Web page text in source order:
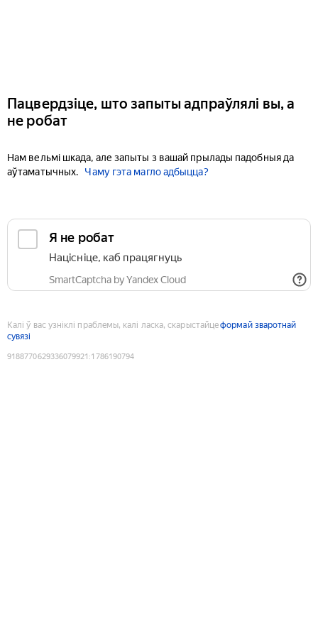
Пацвердзіце, што запыты адпраўлялі вы, а
не робат
Нам вельмі шкада, але запыты з вашай прылады падобныя да
аўтаматычных.
Чаму гэта магло адбыцца?
Я не робат
Націсніце, каб працягнуць
SmartCaptcha by Yandex Cloud
Калі ў вас узніклі праблемы, калі ласка, скарыстайцеформай зваротнай
сувязі
9188770629336079921 :1786190794